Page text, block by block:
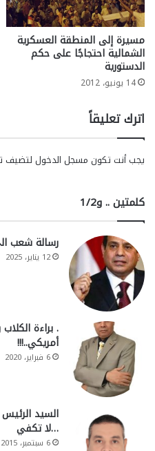
مسيرة إلى المنطقة العسكرية
الشمالية احتجاجًا على حكم
الدستورية
14 يونيو، 2012
اترك تعليقاً
يجب أنت تكون مسجل الدخول لتضيف
كلمتين .. و1/2
رسالة شعب
12 يناير، 2025
. براءة
أمريكي..!!!
6 فبراير، 2020
السيد
…لا تكفي
6 سبتمبر، 2015